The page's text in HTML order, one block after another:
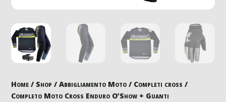
Home / Shop /Abbigliamento Moto / Completi cross /
Completo Moto Cross Enduro O’Show + Guanti